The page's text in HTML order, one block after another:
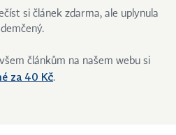
si článek zdarma, ale uplynula
článkům na našem webu si
za 40 Kč.